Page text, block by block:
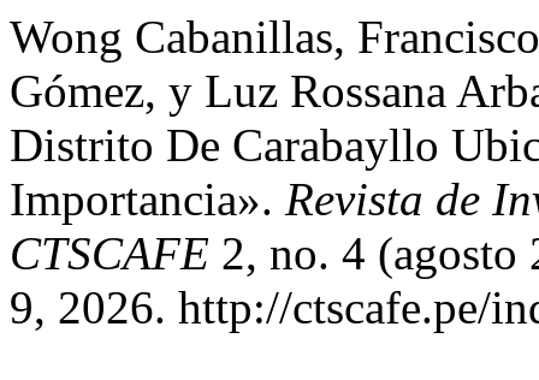
Wong Cabanillas,
Gómez, y Luz Rossana
Distrito De Carabayllo
Importancia». Revista de
CTSCAFE 2, no. 4 (agosto
9, 2026. http://ctscafe.pe/